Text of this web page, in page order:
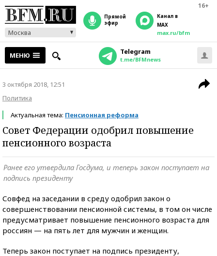
16+
Москва
прямой
эфир
Канал в
MAX
max.ru/bfm
МЕНЮ Telegram
t.me/BFMnews
3 октября 2018, 12:51
Политика
Актуальная тема: Пенсионная реформа
Совет Федерации одобрил повышение
пенсионного возраста
Ранее его утвердила Госдума, и теперь закон поступает на
подпись президенту
Совфед на заседании в среду одобрил закон о
совершенствовании пенсионной системы, в том он числе
предусматривает повышение пенсионного возраста для
россиян — на пять лет для мужчин и женщин.
Теперь закон поступает на подпись президенту,